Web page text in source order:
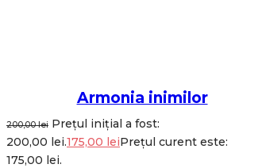
Armonia inimilor
200,00lei Prețul inițial a fost:
200,00 lei.175,00 leiPrețul curent este:
175,00 lei.